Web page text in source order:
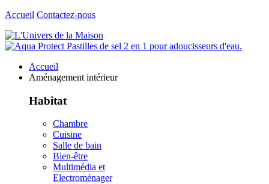
Accueil Contactez-nous
Accueil
Aménagement intérieur
Habitat
Chambre
Cuisine
Salle de bain
Bien-être
Multimédia et
Electroménager